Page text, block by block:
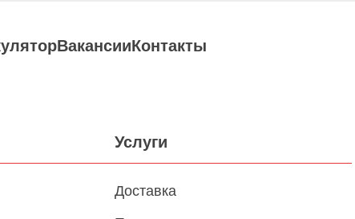
ВакансииКонтакты
Услуги
Доставка